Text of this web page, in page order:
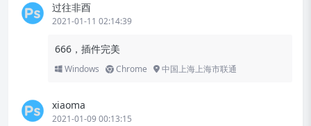
过往非酉
2021-01-11 02:14:39
666，插件完美
Windows Chrome 中国上海上海市联通
xiaoma
2021-01-09 00:13:15